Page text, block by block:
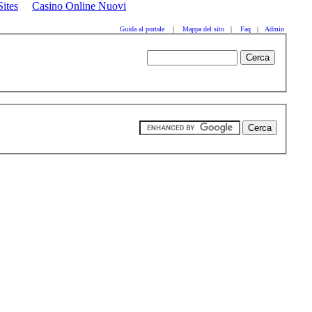
Casino Online Nuovi
Guida al portale | Mappa del sito | Faq | Admin